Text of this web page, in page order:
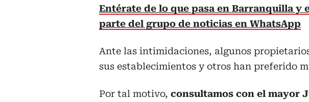
Entérate de lo que pasa en Barranquilla y
parte del grupo de noticias en WhatsApp
Ante las intimidaciones, algunos
sus establecimientos y otros han preferido
Por tal motivo, consultamos con el mayor